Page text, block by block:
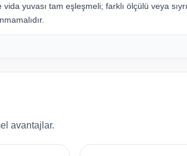
vida yuvası tam eşleşmeli; farklı ölçülü veya
avantajlar.